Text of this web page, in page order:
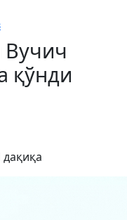
Вучич
қўнди
дақиқа